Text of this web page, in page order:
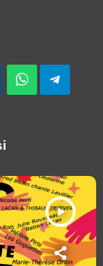
play_arrow